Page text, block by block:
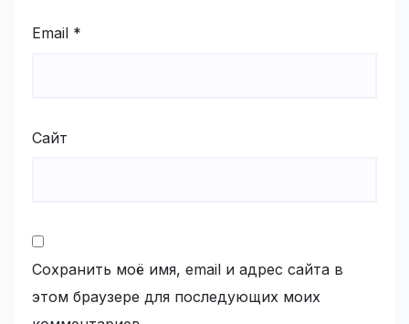
Email *
Сайт
Сохранить моё имя, email и адрес сайта в
этом браузере для последующих моих